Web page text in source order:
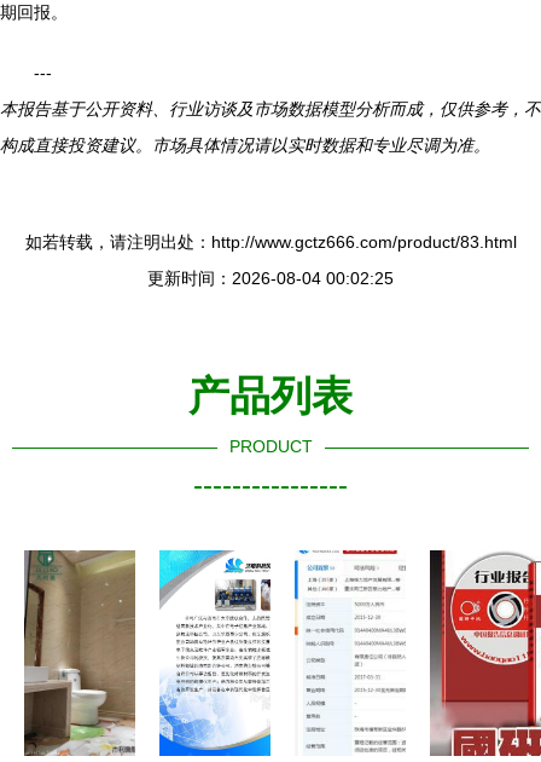
期回报。
---
本报告基于公开资料、行业访谈及市场数据模型分析而成，仅供参考，不
构成直接投资建议。市场具体情况请以实时数据和专业尽调为准。
如若转载，请注明出处：http://www.gctz666.com/product/83.html
更新时间：2026-08-04 00:02:25
产品列表
PRODUCT
----------------